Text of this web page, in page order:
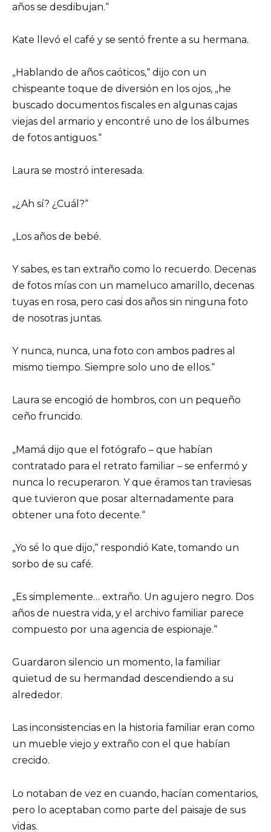
años se desdibujan.“
Kate llevó el café y se sentó frente a su hermana.
„Hablando de años caóticos,“ dijo con un
chispeante toque de diversión en los ojos, „he
buscado documentos fiscales en algunas cajas
viejas del armario y encontré uno de los álbumes
de fotos antiguos.“
Laura se mostró interesada.
„¿Ah sí? ¿Cuál?“
„Los años de bebé.
Y sabes, es tan extraño como lo recuerdo. Decenas
de fotos mías con un mameluco amarillo, decenas
tuyas en rosa, pero casi dos años sin ninguna foto
de nosotras juntas.
Y nunca, nunca, una foto con ambos padres al
mismo tiempo. Siempre solo uno de ellos.“
Laura se encogió de hombros, con un pequeño
ceño fruncido.
„Mamá dijo que el fotógrafo – que habían
contratado para el retrato familiar – se enfermó y
nunca lo recuperaron. Y que éramos tan traviesas
que tuvieron que posar alternadamente para
obtener una foto decente.“
„Yo sé lo que dijo,“ respondió Kate, tomando un
sorbo de su café.
„Es simplemente… extraño. Un agujero negro. Dos
años de nuestra vida, y el archivo familiar parece
compuesto por una agencia de espionaje.“
Guardaron silencio un momento, la familiar
quietud de su hermandad descendiendo a su
alrededor.
Las inconsistencias en la historia familiar eran como
un mueble viejo y extraño con el que habían
crecido.
Lo notaban de vez en cuando, hacían comentarios,
pero lo aceptaban como parte del paisaje de sus
vidas.